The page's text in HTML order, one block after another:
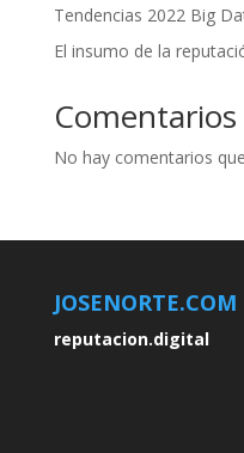
Tendencias 2022 Big
El insumo de la
No hay comentarios
JOSENORTE.COM
reputacion.digital